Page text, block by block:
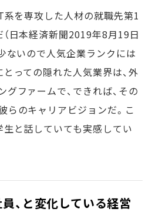
を専攻した人材の就職先第1
日本経済新聞2019年8月19日
ないので人気企業ランクには
っての隠れた人気業界は、外
ファームで、できれば、その
らのキャリアビジョンだ。こ
生と話していても実感してい
、と変化している経営